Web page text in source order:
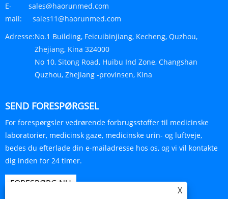
E-
mail:
sales@haorunmed.com
sales11@haorunmed.com
Adresse:No.1 Building, Feicuibinjiang, Kecheng, Quzhou,
Zhejiang, Kina 324000
No 10, Sitong Road, Huibu Ind Zone, Changshan
Quzhou, Zhejiang -provinsen, Kina
SEND FORESPØRGSEL
For forespørgsler vedrørende forbrugsstoffer til medicinske
laboratorier, medicinsk gaze, medicinske urin- og luftveje,
bedes du efterlade din e-mailadresse hos os, og vi vil kontakte
dig inden for 24 timer.
FORESPØRG NU
X